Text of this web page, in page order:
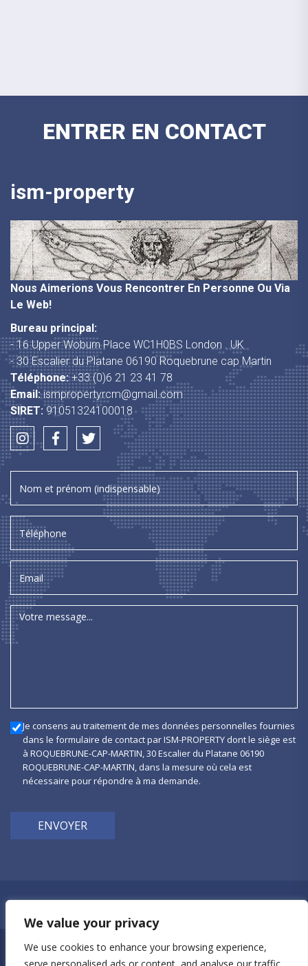
We value your privacy
We use cookies to enhance your browsing experience,
ENTRER EN CONTACT
ism-property
Nous Aimerions Vous Rencontrer En Personne Ou Via
Le Web!
Bureau principal:
- 16 Upper Woburn Place WC1H0BS London . UK
- 30 Escalier du Platane 06190 Roquebrune cap Martin
Téléphone:+33 (0)6 21 23 41 78
Email: ismpropertyrcm@gmail.com
SIRET: 91051324100018
Je consens au traitement de mes données personnelles fournies
dans le formulaire de contact par ISM-PROPERTY dont le siège est
à ROQUEBRUNE-CAP-MARTIN, 30 Escalier du Platane 06190
ROQUEBRUNE-CAP-MARTIN, dans la mesure où cela est
nécessaire pour répondre à ma demande.
ENVOYER
ism-property © 2026